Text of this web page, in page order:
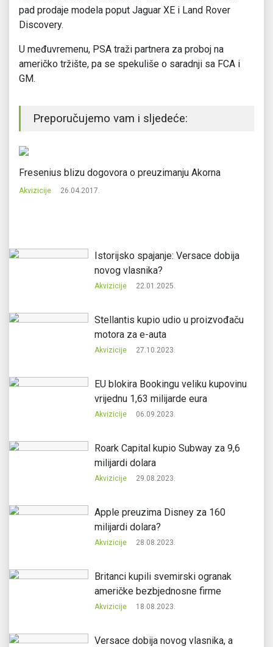
pad prodaje modela poput Jaguar XE i Land Rover
Discovery.
U međuvremenu, PSA traži partnera za proboj na
američko tržište, pa se spekuliše o saradnji sa FCA i
GM.
Preporučujemo vam i sljedeće:
Fresenius blizu dogovora o preuzimanju Akorna
Akvizicije 26.04.2017.
Istorijsko spajanje: Versace dobija
novog vlasnika?
Akvizicije 22.01.2025.
Stellantis kupio udio u proizvođaču
motora za e-auta
Akvizicije 27.10.2023.
EU blokira Bookingu veliku kupovinu
vrijednu 1,63 milijarde eura
Akvizicije 06.09.2023.
Roark Capital kupio Subway za 9,6
milijardi dolara
Akvizicije 29.08.2023.
Apple preuzima Disney za 160
milijardi dolara?
Akvizicije 28.08.2023.
Britanci kupili svemirski ogranak
američke bezbjednosne firme
Akvizicije 18.08.2023.
Versace dobija novog vlasnika, a